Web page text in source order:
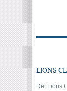
LIONS
Der Lions